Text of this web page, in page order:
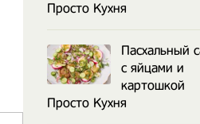
Просто Кухня
Пасхальный
с яйцами и
картошкой
Просто Кухня